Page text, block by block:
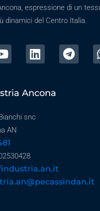
espressione di un
dinamici del Centro Italia.
Ancona
snc
AN